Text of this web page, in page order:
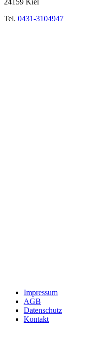
24159 Kiel
Tel. 0431-3104947
Impressum
AGB
Datenschutz
Kontakt